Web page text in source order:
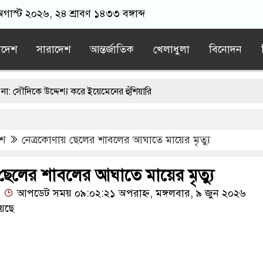
২০২৬, ২৪ শ্রাবণ ১৪৩৩ বঙ্গাব্দ
সারাদেশ আন্তর্জাতিক খেলাধুলা বিনোদন
করে ইয়েমেনের হুঁশিয়ারি
তথ্য-প্রমাণ পাওয়া গেছে : চিফ প্রসিকিউটর
জামায়াত আমিরের আবেগঘন বার্তা
ঘাটাইলের পিআইও এনামুল হক, ১৩ বছরের রাম রাজত্ব
নেত্রকোণায় ছেলের শাবলের আঘাতে মায়ের মৃত্যু
শাবলের আঘাতে মায়ের মৃত্যু
আপডেট সময় ০৯:০২:২১ অপরাহ্ন, মঙ্গলবার, ৯ জুন ২০২৬